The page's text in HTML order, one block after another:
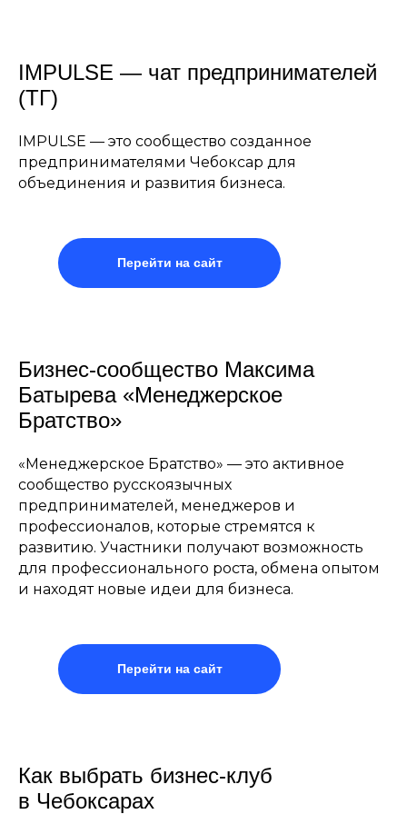
IMPULSE — чат предпринимателей
(ТГ)
IMPULSE — это сообщество созданное
предпринимателями Чебоксар для
объединения и развития бизнеса.
Перейти на сайт
Бизнес-сообщество Максима
Батырева «Менеджерское
Братство»
«Менеджерское Братство» — это активное
сообщество русскоязычных
предпринимателей, менеджеров и
профессионалов, которые стремятся к
развитию. Участники получают возможность
для профессионального роста, обмена опытом
и находят новые идеи для бизнеса.
Перейти на сайт
Как выбрать бизнес-клуб
в Чебоксарах